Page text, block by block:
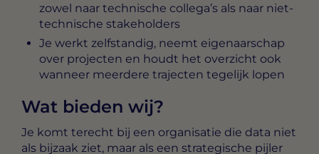
zowel naar technische collega’s als naar niet-
technische stakeholders
Je werkt zelfstandig, neemt eigenaarschap
over projecten en houdt het overzicht ook
wanneer meerdere trajecten tegelijk lopen
Wat bieden wij?
Je komt terecht bij een organisatie die data niet
als bijzaak ziet, maar als een strategische pijler